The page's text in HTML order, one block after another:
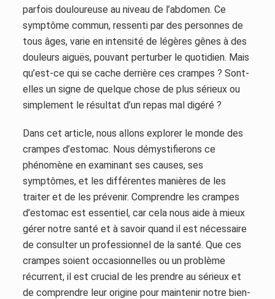
parfois douloureuse au niveau de l’abdomen. Ce
symptôme commun, ressenti par des personnes de
tous âges, varie en intensité de légères gênes à des
douleurs aiguës, pouvant perturber le quotidien. Mais
qu’est-ce qui se cache derrière ces crampes ? Sont-
elles un signe de quelque chose de plus sérieux ou
simplement le résultat d’un repas mal digéré ?
Dans cet article, nous allons explorer le monde des
crampes d’estomac. Nous démystifierons ce
phénomène en examinant ses causes, ses
symptômes, et les différentes manières de les
traiter et de les prévenir. Comprendre les crampes
d’estomac est essentiel, car cela nous aide à mieux
gérer notre santé et à savoir quand il est nécessaire
de consulter un professionnel de la santé. Que ces
crampes soient occasionnelles ou un problème
récurrent, il est crucial de les prendre au sérieux et
de comprendre leur origine pour maintenir notre bien-